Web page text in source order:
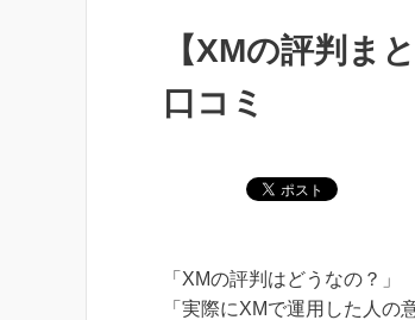
【XMの評判ま
口コミ
「XMの評判はどうなの？」
「実際にXMで運用した人の